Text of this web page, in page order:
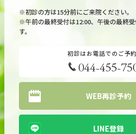
※初診の方は15分前にご来院ください。
※午前の最終受付は12:00、午後の最終
す。
初診はお電話でのご予
044-455-
WEB再診予約
LINE登録